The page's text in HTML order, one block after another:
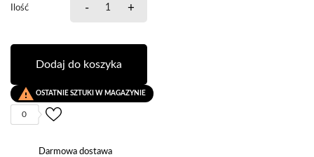
Ilość - +
Dodaj do koszyka
 OSTATNIE SZTUKI W MAGAZYNIE
0
Darmowa dostawa